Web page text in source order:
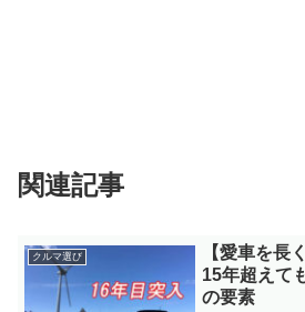
関連記事
クルマ選び
【愛車を長
15年超えて
の要素